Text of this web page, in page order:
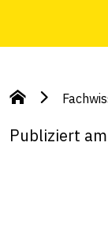
Publiziert